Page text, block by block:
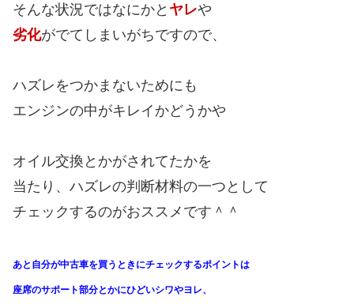
そんな状況ではなにかと ヤレや
劣化がでてしまいがちですので、
ハズレをつかまないためにも
エンジンの中がキレイかどうかや
オイル交換とかがされてたかを
当たり、ハズレの判断材料の一つとして
チェックするのがおススメです＾＾
あと自分が中古車を買うときにチェックするポイントは
座席のサポート部分とかにひどいシワやヨレ、